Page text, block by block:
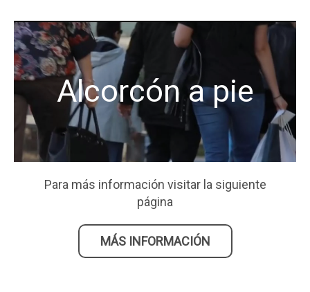
Alcorcón a pie
Para más información visitar la siguiente
página
MÁS INFORMACIÓN